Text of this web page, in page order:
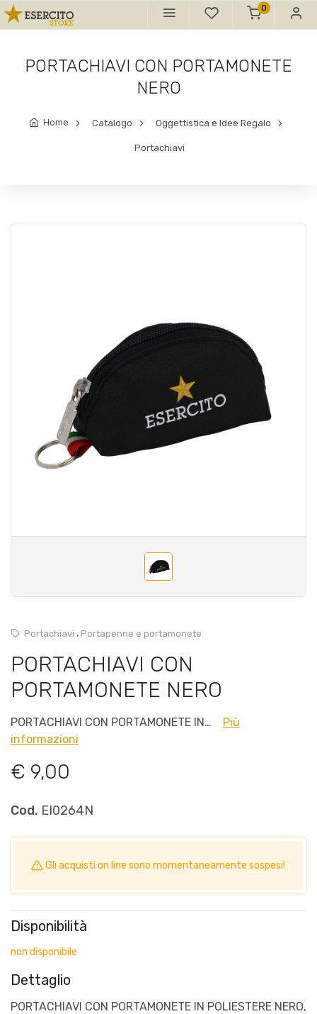
0
PORTACHIAVI CON PORTAMONETE
NERO
Home Catalogo Oggettistica e Idee Regalo
Portachiavi
Portachiavi , Portapenne e portamonete
PORTACHIAVI CON
PORTAMONETE NERO
PORTACHIAVI CON PORTAMONETE IN…
Più
informazioni
€ 9,00
Cod. EI0264N
Gli acquisti on line sono momentaneamente sospesi!
Disponibilità
non disponibile
Dettaglio
PORTACHIAVI CON PORTAMONETE IN POLIESTERE NERO,